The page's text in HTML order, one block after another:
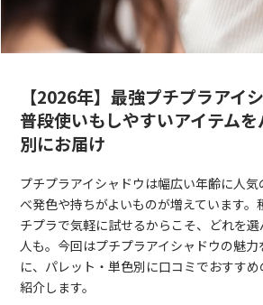
【2026年】最強プチプラアイ
普段使いもしやすいアイテム
別にお届け
プチプラアイシャドウは幅広い年齢に人
べ発色や持ちがよいものが増えています
チプラで気軽に試せるからこそ、どれを
人も。今回はプチプラアイシャドウの魅
に、パレット・単色別に口コミでおすす
紹介します。